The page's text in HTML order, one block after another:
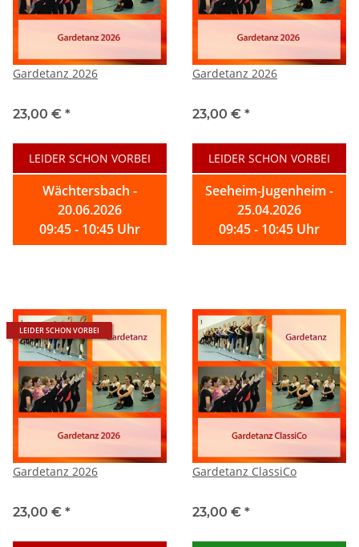
Gardetanz 2026
23,00 € *
LEIDER SCHON VORBEI
Wächtersbach -
20.06.2026
09:45 - 10:45 Uhr
Gardetanz 2026
23,00 € *
LEIDER SCHON VORBEI
Seeheim-Jugenheim -
25.04.2026
09:45 - 10:45 Uhr
LEIDER SCHON VORBEI
Gardetanz 2026
23,00 € *
Gardetanz ClassiCo
23,00 € *